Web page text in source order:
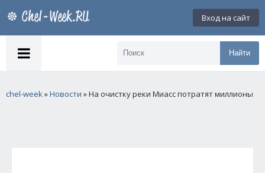
Вход на сайт
Найти
chel-week»Новости » На очистку реки Миасс потратят миллионы